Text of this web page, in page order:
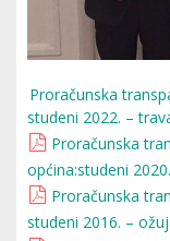
Proračunska
studeni 2022. –
Proračunska
općina:studeni
Proračunska
studeni 2016. –